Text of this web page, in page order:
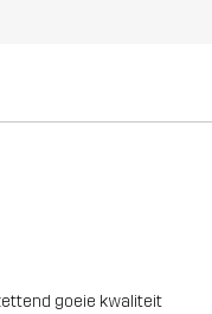
goeie kwaliteit